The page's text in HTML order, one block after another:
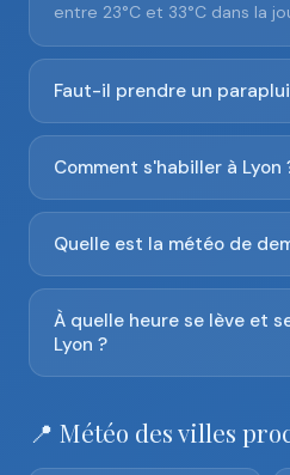
entre 23°C et 33°C dans la
Faut-il prendre un
Comment s'habiller à Lyon
Quelle est la météo de
À quelle heure se lève et
Lyon ?
📍 Météo des villes